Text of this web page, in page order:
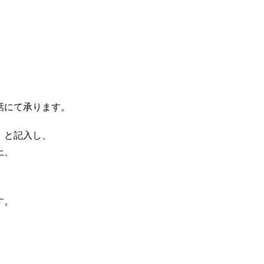
て承ります。
記入し、